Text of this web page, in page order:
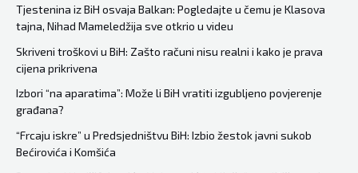
što
radi
Milorad
Dodik
zvoni
na
uzbunu!”
Tjestenina iz BiH osvaja Balkan: Pogledajte u čemu je Klasova
tajna, Nihad Mameledžija sve otkrio u videu
Skriveni troškovi u BiH: Zašto računi nisu realni i kako je prava
cijena prikrivena
Izbori “na aparatima”: Može li BiH vratiti izgubljeno povjerenje
građana?
“Frcaju iskre” u Predsjedništvu BiH: Izbio žestok javni sukob
Bećirovića i Komšića